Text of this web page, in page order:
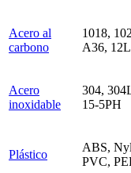
Acero al
carbono
1018,
A36,
Acero
inoxidable
304,
15-5PH
Plástico
ABS,
PVC,